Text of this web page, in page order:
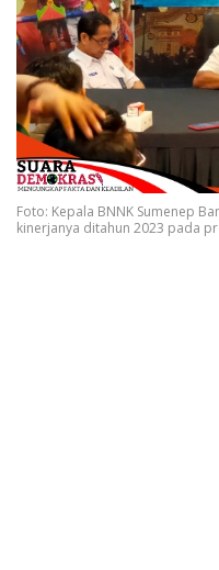
Foto: Kepala BNNK Sumenep
kinerjanya ditahun 2023 pada